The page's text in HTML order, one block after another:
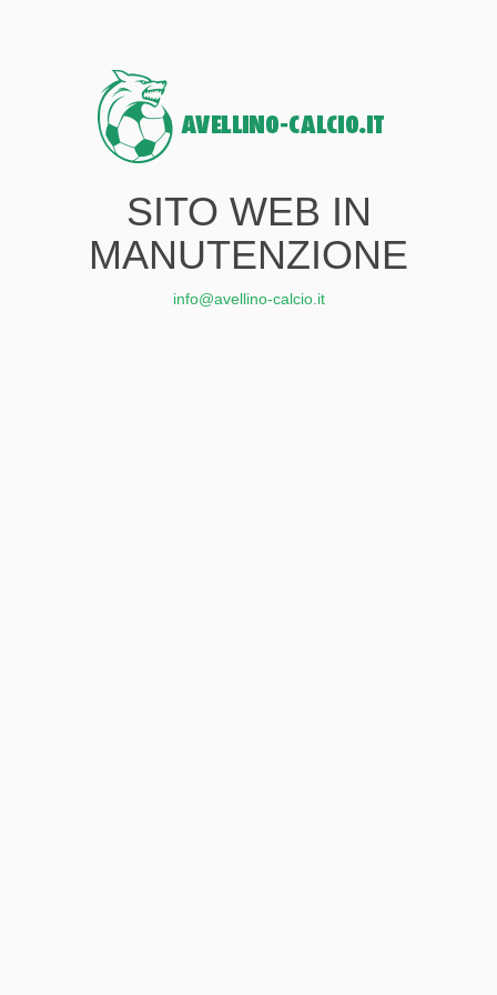
SITO WEB IN
MANUTENZIONE
info@avellino-calcio.it